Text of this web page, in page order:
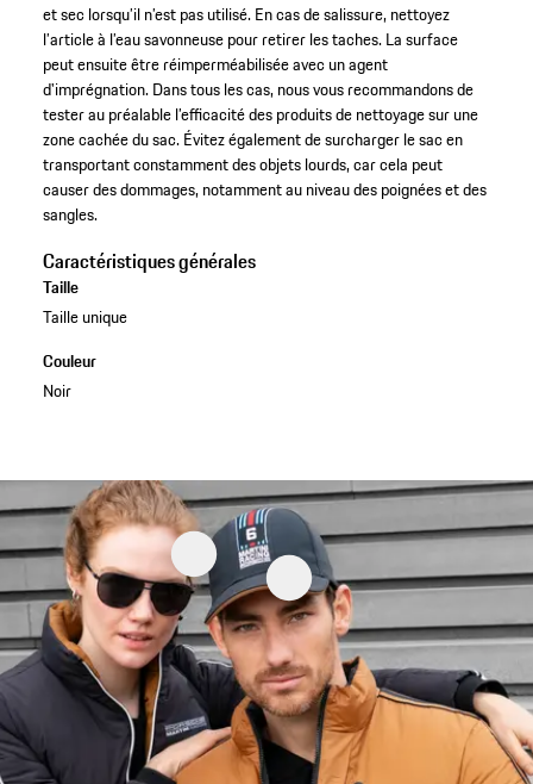
et sec lorsqu’il n’est pas utilisé. En cas de salissure, nettoyez
l’article à l’eau savonneuse pour retirer les taches. La surface
peut ensuite être réimperméabilisée avec un agent
d'imprégnation. Dans tous les cas, nous vous recommandons de
tester au préalable l’efficacité des produits de nettoyage sur une
zone cachée du sac. Évitez également de surcharger le sac en
transportant constamment des objets lourds, car cela peut
causer des dommages, notamment au niveau des poignées et des
sangles.
Caractéristiques générales
Taille
Taille unique
Couleur
Noir